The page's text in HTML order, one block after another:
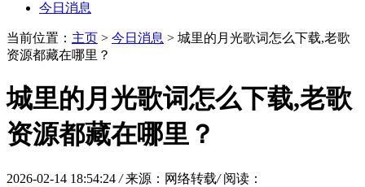
今日消息
当前位置： 主页 > 今日消息 > 城里的月光歌词怎么下载,老歌
资源都藏在哪里？
城里的月光歌词怎么下载,老歌
资源都藏在哪里？
2026-02-14 18:54:24 / 来源：网络转载/ 阅读：